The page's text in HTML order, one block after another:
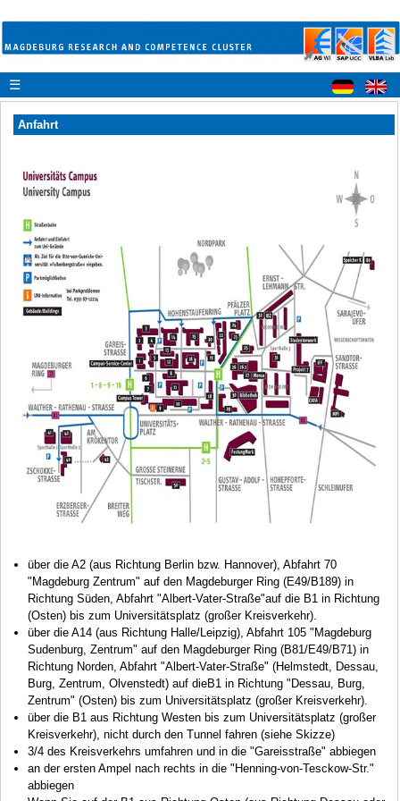
☰
Anfahrt
über die A2 (aus Richtung Berlin bzw. Hannover), Abfahrt 70
"Magdeburg Zentrum" auf den Magdeburger Ring (E49/B189) in
Richtung Süden, Abfahrt "Albert-Vater-Straße"auf die B1 in Richtung
(Osten) bis zum Universitätsplatz (großer Kreisverkehr).
über die A14 (aus Richtung Halle/Leipzig), Abfahrt 105 "Magdeburg
Sudenburg, Zentrum" auf den Magdeburger Ring (B81/E49/B71) in
Richtung Norden, Abfahrt "Albert-Vater-Straße" (Helmstedt, Dessau,
Burg, Zentrum, Olvenstedt) auf dieB1 in Richtung "Dessau, Burg,
Zentrum" (Osten) bis zum Universitätsplatz (großer Kreisverkehr).
über die B1 aus Richtung Westen bis zum Universitätsplatz (großer
Kreisverkehr), nicht durch den Tunnel fahren (siehe Skizze)
3/4 des Kreisverkehrs umfahren und in die "Gareisstraße" abbiegen
an der ersten Ampel nach rechts in die "Henning-von-Tesckow-Str."
abbiegen